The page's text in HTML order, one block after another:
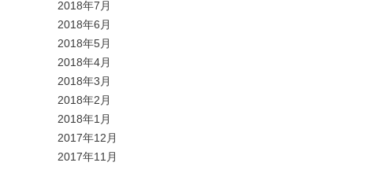
2018年7月
2018年6月
2018年5月
2018年4月
2018年3月
2018年2月
2018年1月
2017年12月
2017年11月